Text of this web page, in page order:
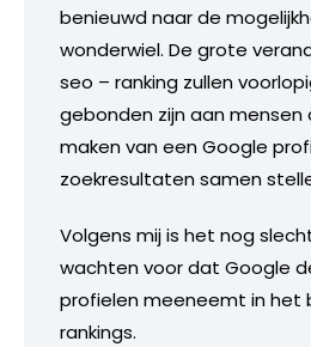
benieuwd naar de
wonderwiel. De grote
seo – ranking zullen
gebonden zijn aan mensen
maken van een Google
zoekresultaten samen
Volgens mij is het nog
wachten voor dat Google
profielen meeneemt in het
rankings.